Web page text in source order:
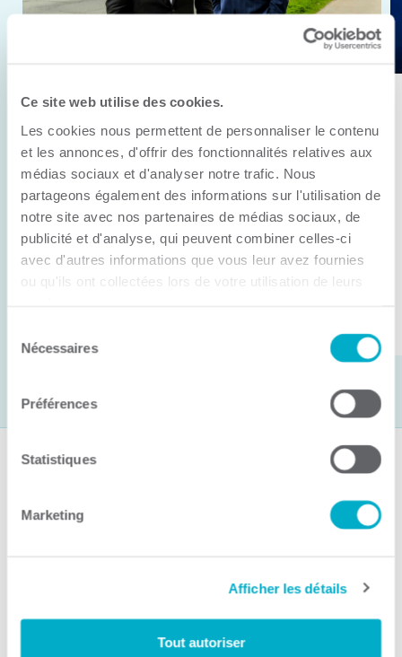
Ce site web utilise des cookies.
Les cookies nous permettent de personnaliser le contenu
et les annonces, d'offrir des fonctionnalités relatives aux
médias sociaux et d'analyser notre trafic. Nous
partageons également des informations sur l'utilisation de
notre site avec nos partenaires de médias sociaux, de
publicité et d'analyse, qui peuvent combiner celles-ci
avec d'autres informations que vous leur avez fournies
ou qu'ils ont collectées lors de votre utilisation de leurs
Nécessaires
Préférences
Statistiques
Marketing
Afficher les détails
Tout autoriser
11 juin 2026
Anick Métivier devient le nouveau
président de la CCI3R
C’est lors de son assemblée générale annuelle
tenue hier que la Chambre de commerce et
d’industries de ...
Suivez-nous
Activités